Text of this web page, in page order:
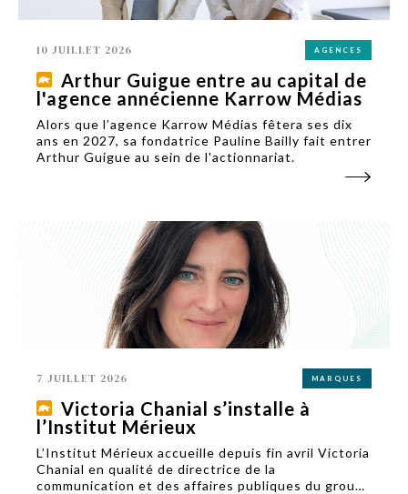
10 JUILLET 2026 AGENCES
Arthur Guigue entre au capital de
l'agence annécienne Karrow Médias
Alors que l’agence Karrow Médias fêtera ses dix
ans en 2027, sa fondatrice Pauline Bailly fait entrer
Arthur Guigue au sein de l'actionnariat.
7 JUILLET 2026 MARQUES
Victoria Chanial s’installe à
l’Institut Mérieux
L’Institut Mérieux accueille depuis fin avril Victoria
Chanial en qualité de directrice de la
communication et des affaires publiques du groupe